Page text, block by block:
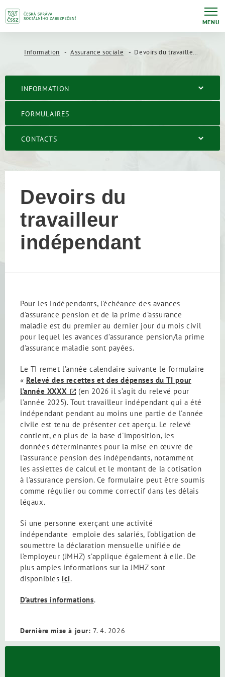
MENU
Information Assurance sociale Devoirs du travailleur indépendant – cotisation
INFORMATION
FORMULAIRES
CONTACTS
Devoirs du
travailleur
indépendant
Pour les indépendants, l’échéance des avances
d'assurance pension et de la prime d'assurance
maladie est du premier au dernier jour du mois civil
pour lequel les avances d’assurance pension/la prime
d'assurance maladie sont payées.
Le TI remet l’année calendaire suivante le formulaire
« Relevé des recettes et des dépenses du TI pour
l’année XXXX
(en 2026 il s’agit du relevé pour
l’année 2025). Tout travailleur indépendant qui a été
indépendant pendant au moins une partie de l'année
civile est tenu de présenter cet aperçu. Le relevé
contient, en plus de la base d'imposition, les
données déterminantes pour la mise en œuvre de
l'assurance pension des indépendants, notamment
les assiettes de calcul et le montant de la cotisation
à l'assurance pension. Ce formulaire peut être soumis
comme régulier ou comme correctif dans les délais
légaux.
Si une personne exerçant une activité
indépendante emploie des salariés, l’obligation de
soumettre la déclaration mensuelle unifiée de
l’employeur (JMHZ) s’applique également à elle. De
plus amples informations sur la JMHZ sont
disponibles ici.
D’autres informations.
Dernière mise à jour: 7. 4. 2026